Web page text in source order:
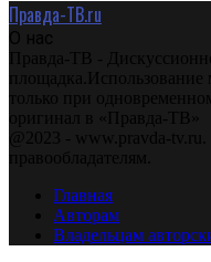
Правда-ТВ.ru
О нас
Правда-ТВ -
площадка.Использование
только при
оригинал в «Правда-ТВ»
@2023 - www.pravda-
правообладателям.
Главная
Авторам
Владельцам